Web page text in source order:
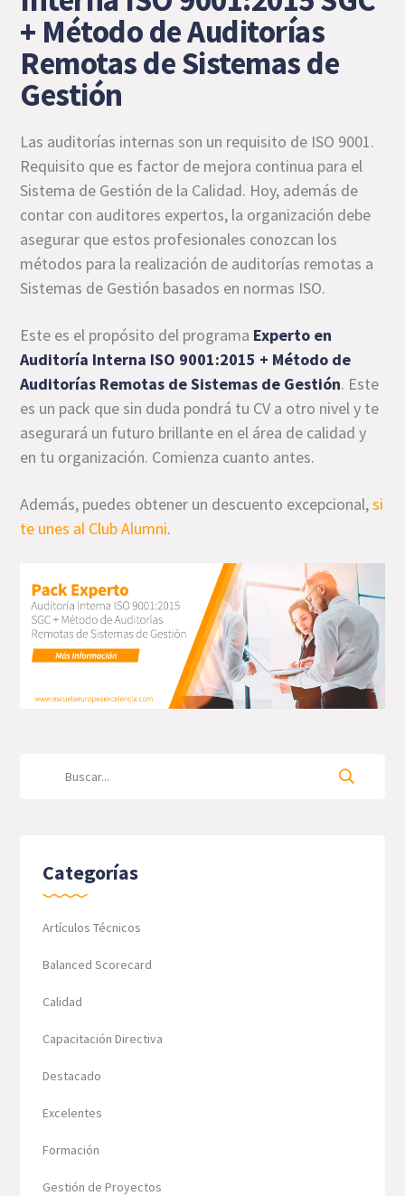
+ Método de Auditorías
Remotas de Sistemas de
Gestión
Las auditorías internas son un requisito de ISO 9001.
Requisito que es factor de mejora continua para el
Sistema de Gestión de la Calidad. Hoy, además de
contar con auditores expertos, la organización debe
asegurar que estos profesionales conozcan los
métodos para la realización de auditorías remotas a
Sistemas de Gestión basados en normas ISO.
Este es el propósito del programa Experto en
Auditoría Interna ISO 9001:2015 + Método de
Auditorías Remotas de Sistemas de Gestión. Este
es un pack que sin duda pondrá tu CV a otro nivel y te
asegurará un futuro brillante en el área de calidad y
en tu organización. Comienza cuanto antes.
Además, puedes obtener un descuento excepcional,si
te unes al Club Alumni.
Categorías
Artículos Técnicos
Balanced Scorecard
Calidad
Capacitación Directiva
Destacado
Excelentes
Formación
Gestión de Proyectos